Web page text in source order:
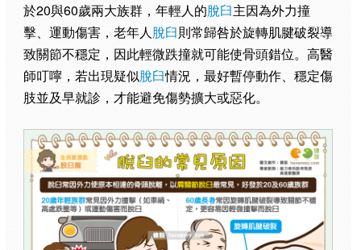
於20與60歲兩大族群，年輕人的脫臼主因為外力撞
擊、運動傷害，老年人脫臼則常歸咎於旋轉肌腱破裂導
致關節不穩定，因此輕微跌撞就可能使骨頭錯位。高醫
師叮嚀，若出現疑似脫臼情況，最好暫停動作、穩定傷
肢並及早就診，才能避免傷勢擴大或惡化。